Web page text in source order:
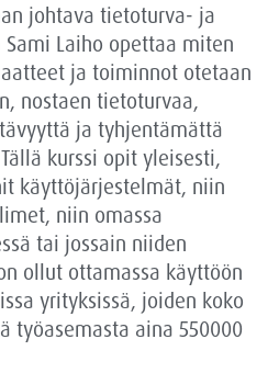
johtava tietoturva- ja
Laiho opettaa miten
ja toiminnot otetaan
nostaen tietoturvaa,
ja tyhjentämättä
kurssi opit yleisesti,
käyttöjärjestelmät, niin
niin omassa
tai jossain niiden
ollut ottamassa käyttöön
yrityksissä, joiden koko
työasemasta aina 550000